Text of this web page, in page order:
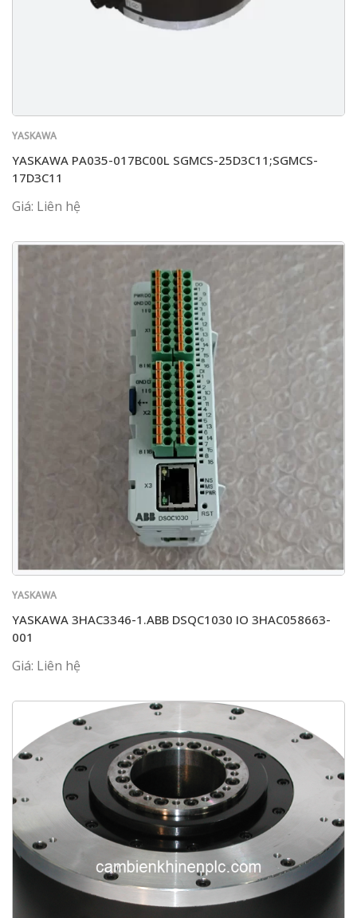
YASKAWA
YASKAWA PA035-017BC00L SGMCS-25D3C11;SGMCS-
17D3C11
Giá: Liên hệ
YASKAWA
YASKAWA 3HAC3346-1.ABB DSQC1030 IO 3HAC058663-
001
Giá: Liên hệ